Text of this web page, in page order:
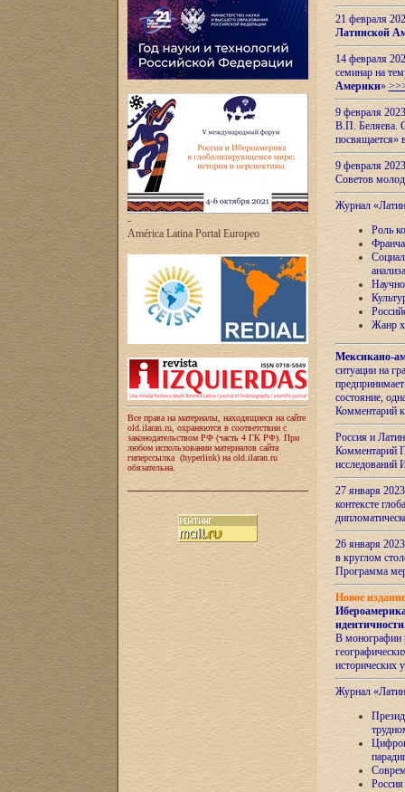
-
América Latina Portal Europeo
Все права на материалы, находящиеся на сайте
old.ilaran.ru, охраняются в соответствии с
законодательством РФ (часть 4 ГК РФ). При
любом использовании материалов сайта
гиперссылка (hyperlink) на old.ilaran.ru
обязательна.
21 февраля
Латинской
14 февраля
семинар на
Америки»
9 февраля
В.П. Беляева.
посвящается»
9 февраля
Советов
Журнал
Роль
анализа
Жанр
Мексикано-
ситуации на
состояние,
Комментарий
Россия и
Комментарий
27 января
контексте
26 января
в круглом
Программа
Новое
идентичности
В монографии
исторических
Журнал